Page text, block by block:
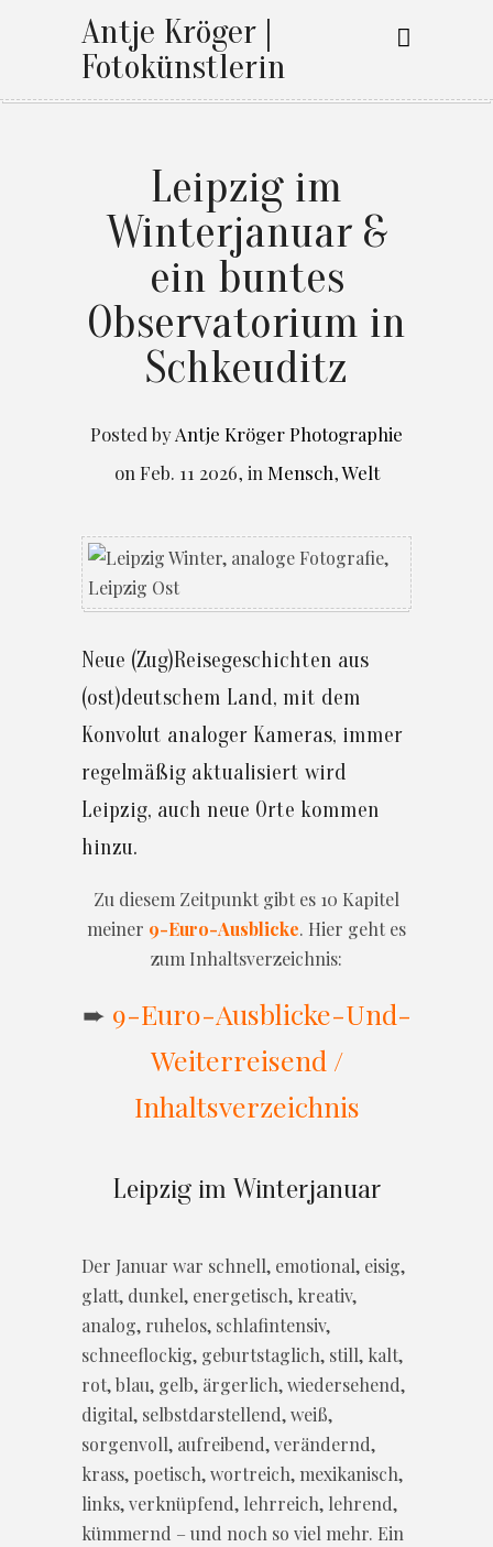
Antje Kröger |
Fotokünstlerin
Leipzig im
Winterjanuar &
ein buntes
Observatorium in
Schkeuditz
Posted byAntje Kröger Photographie
on Feb. 11 2026, in Mensch,Welt
Neue (Zug)Reisegeschichten aus
(ost)deutschem Land, mit dem
Konvolut analoger Kameras, immer
regelmäßig aktualisiert wird
Leipzig, auch neue Orte kommen
hinzu.
Zu diesem Zeitpunkt gibt es 10 Kapitel
meiner 9-Euro-Ausblicke. Hier geht es
zum Inhaltsverzeichnis:
➨ 9-Euro-Ausblicke-Und-
Weiterreisend /
Inhaltsverzeichnis
Leipzig im Winterjanuar
Der Januar war schnell, emotional, eisig,
glatt, dunkel, energetisch, kreativ,
analog, ruhelos, schlafintensiv,
schneeflockig, geburtstaglich, still, kalt,
rot, blau, gelb, ärgerlich, wiedersehend,
digital, selbstdarstellend, weiß,
sorgenvoll, aufreibend, verändernd,
krass, poetisch, wortreich, mexikanisch,
links, verknüpfend, lehrreich, lehrend,
kümmernd – und noch so viel mehr. Ein